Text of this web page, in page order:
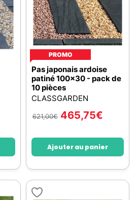
PROMO
Pas japonais ardoise
patiné 100x30 - pack de
10 pièces
CLASSGARDEN
621,00€ 465,75€
Ajouter au panier